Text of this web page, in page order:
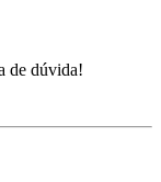
de dúvida!